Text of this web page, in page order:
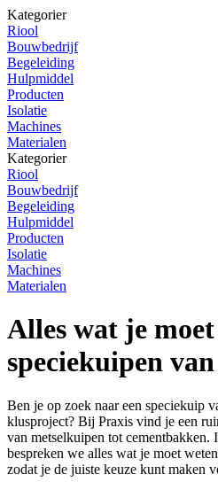
Kategorier
Riool
Bouwbedrijf
Begeleiding
Hulpmiddel
Producten
Isolatie
Machines
Materialen
Kategorier
Riool
Bouwbedrijf
Begeleiding
Hulpmiddel
Producten
Isolatie
Machines
Materialen
Alles wat je
speciekuipen
Ben je op zoek naar een speciekuip
klusproject? Bij Praxis vind je een
van metselkuipen tot cementbakken.
bespreken we alles wat je moet
zodat je de juiste keuze kunt maken